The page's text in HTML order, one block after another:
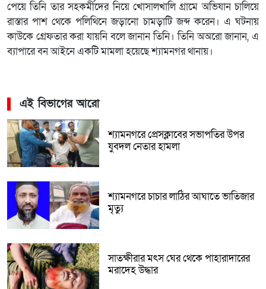
পেয়ে তিনি তার সহকর্মীদের নিয়ে খোসালখালি গ্রামে অভিযান চালিয়ে
রাস্তার পাশ থেকে পলিথিনে জড়ানো চামড়াটি জব্দ করেন। এ ঘটনায়
কাউকে গ্রেফতার করা যায়নি বলে জানান তিনি। তিনি অঅরো জানান, এ
ব্যাপারে বন আইনে একটি মামলা হয়েছে শ্যামনগর থানায়।
এই বিভাগের আরো
শ্যামনগরে প্রেসক্লাবের সভাপতির উপর
যুবদল নেতার হামলা
শ্যামনগরে চাচার লাঠির আঘাতে ভাতিজার
মৃত্যু
সাতক্ষীরার মৎস ঘের থেকে পাহারাদারের
মরাদেহ উদ্ধার